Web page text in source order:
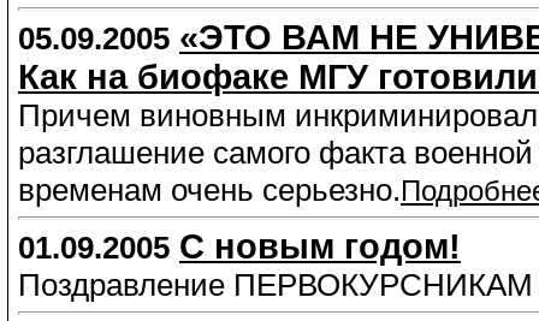
05.09.2005 «ЭТО ВАМ НЕ
Как на биофаке МГУ
Причем виновным
разглашение самого факта
временам очень серьезно.
01.09.2005 С новым годом!
Поздравление ПЕРВОКУРСНИКАМ